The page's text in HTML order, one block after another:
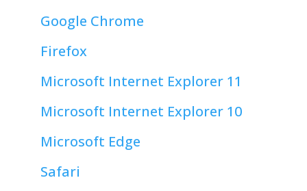
Google Chrome
Firefox
Microsoft Internet Explorer 11
Microsoft Internet Explorer 10
Microsoft Edge
Safari